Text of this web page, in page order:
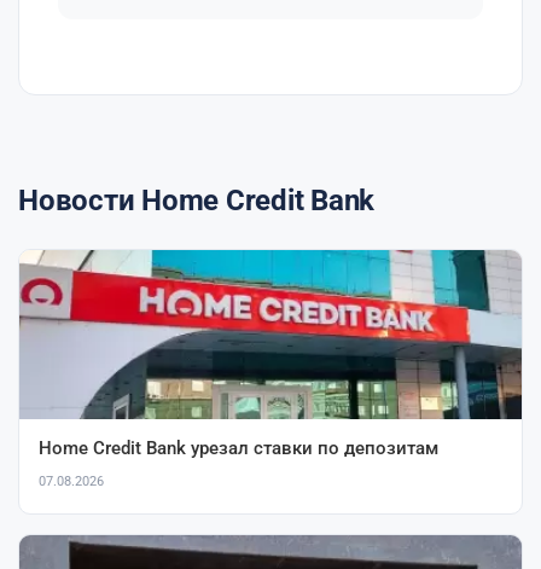
Новости Home Credit Bank
Home Credit Bank урезал ставки по депозитам
07.08.2026